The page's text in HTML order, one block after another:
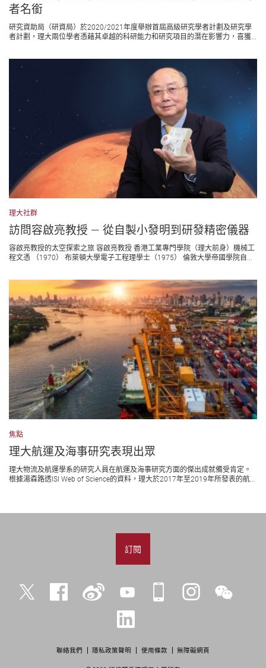
者名銜
研究資助局（研資局）於2020/2021年度舉辦首屆高級研究學者計劃及研究學
者計劃，理大兩位學者憑藉其卓越的科研能力和研究項目的潛在影響力，喜獲...
理大社群
訪問容啟亮教授 ― 從自製小發明到研發精密儀器
容啟亮教授的太空探索之旅 容啟亮教授 香港工業專門學院（理大前身）機械工
程文憑 （1970） 布萊頓大學電子工程理學士（1975） 倫敦大學帝國學院自...
焦點
理大航運及海事研究表現出眾
理大物流及航運學系的研究人員在航運及海事研究方面的傑出成就備受肯定。
根據湯森路透ISI Web of Science的資料，理大於2017年至2019年所發表的航...
聯絡我們 隱私政策聲明 使用條款 無障礙網頁
訂閱
Twitter Facebook 微
YouTube iPolyU Instagram微
LinkedIn